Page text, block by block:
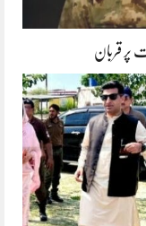
پر قربان